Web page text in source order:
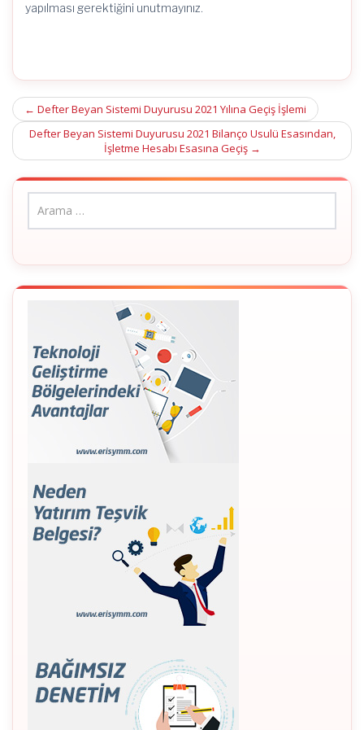
yapılması gerektiğini unutmayınız.
Post
navigation
← Defter Beyan Sistemi Duyurusu 2021 Yılına Geçiş İşlemi
Defter Beyan Sistemi Duyurusu 2021 Bilanço Usulü Esasından,
İşletme Hesabı Esasına Geçiş →